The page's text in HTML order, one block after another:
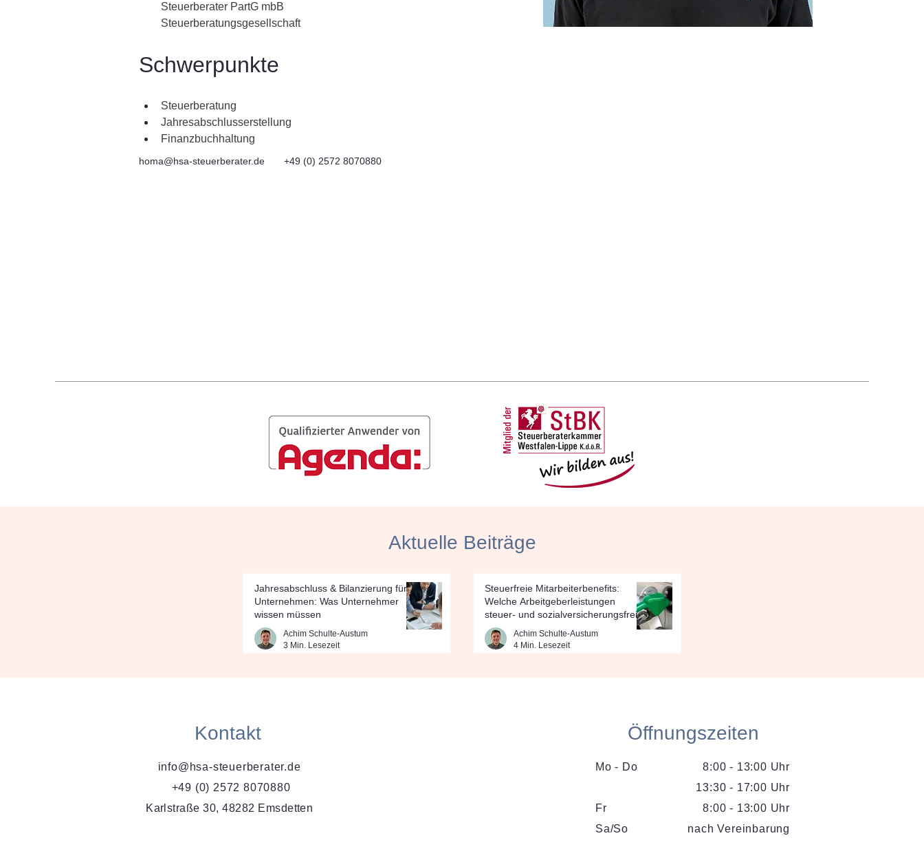
Steuerberater PartG mbB
Steuerberatungsgesellschaft
Schwerpunkte
Steuerberatung
Jahresabschlusserstellung
Finanzbuchhaltung
homa@hsa-steuerberater.de +49 (0) 2572 8070880
Aktuelle Beiträge
Jahresabschluss & Bilanzierung für
Unternehmen: Was Unternehmer
wissen müssen
Achim Schulte-Austum
3 Min. Lesezeit
Steuerfreie Mitarbeiterbenefits:
Welche Arbeitgeberleistungen
steuer- und sozialversicherungsfrei
sind
Achim Schulte-Austum
4 Min. Lesezeit
Kontakt
info@hsa-steuerberater.de
+49 (0) 2572 8070880
Karlstraße 30, 48282 Emsdetten
Öffnungszeiten
Mo - Do
Fr
Sa/So
8:00 - 13:00 Uhr
13:30 - 17:00 Uhr
8:00 - 13:00 Uhr
nach Vereinbarung